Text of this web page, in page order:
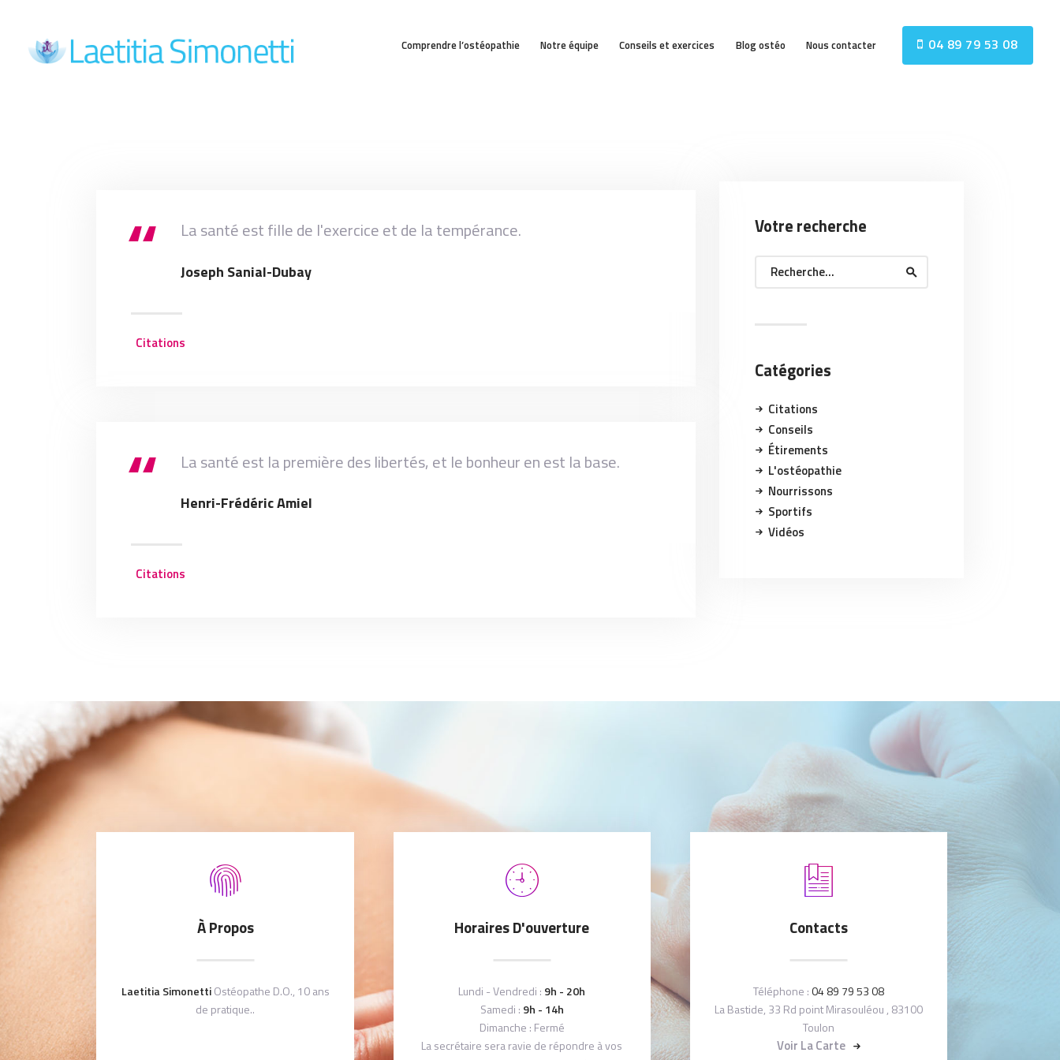
Comprendre l’ostéopathie Notre équipe Conseils et exercices Blog ostéo Nous contacter 04 89 79 53 08
L’OSTÉOPATHIE
La santé est fille de l'exercice et de la tempérance.
Joseph Sanial-Dubay
Citations
La santé est la première des libertés, et le bonheur en est la base.
Henri-Frédéric Amiel
Citations
Votre recherche
Rechercher :
Catégories
Citations
Conseils
Étirements
L'ostéopathie
Nourrissons
Sportifs
Vidéos
À Propos
Laetitia SimonettiOstéopathe D.O., 10 ans
de pratique..
Horaires D'ouverture
Lundi - Vendredi : 9h - 20h
Samedi : 9h - 14h
Dimanche : Fermé
La secrétaire sera ravie de répondre à vos
Contacts
Téléphone : 04 89 79 53 08
La Bastide, 33 Rd point Mirasouléou , 83100
Toulon
Voir La Carte